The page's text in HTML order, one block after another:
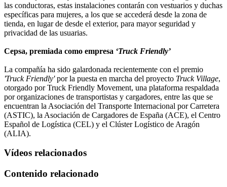
las conductoras, estas instalaciones contarán con vestuarios y duchas
específicas para mujeres, a los que se accederá desde la zona de
tienda, en lugar de desde el exterior, para mayor seguridad y
privacidad de las usuarias.
Cepsa, premiada como empresa ‘Truck Friendly’
La compañía ha sido galardonada recientemente con el premio
'Truck Friendly'por la puesta en marcha del proyecto Truck Village,
otorgado por Truck Friendly Movement, una plataforma respaldada
por organizaciones de transportistas y cargadores, entre las que se
encuentran la Asociación del Transporte Internacional por Carretera
(ASTIC), la Asociación de Cargadores de España (ACE), el Centro
Español de Logística (CEL) y el Clúster Logístico de Aragón
(ALIA).
Vídeos relacionados
Contenido relacionado